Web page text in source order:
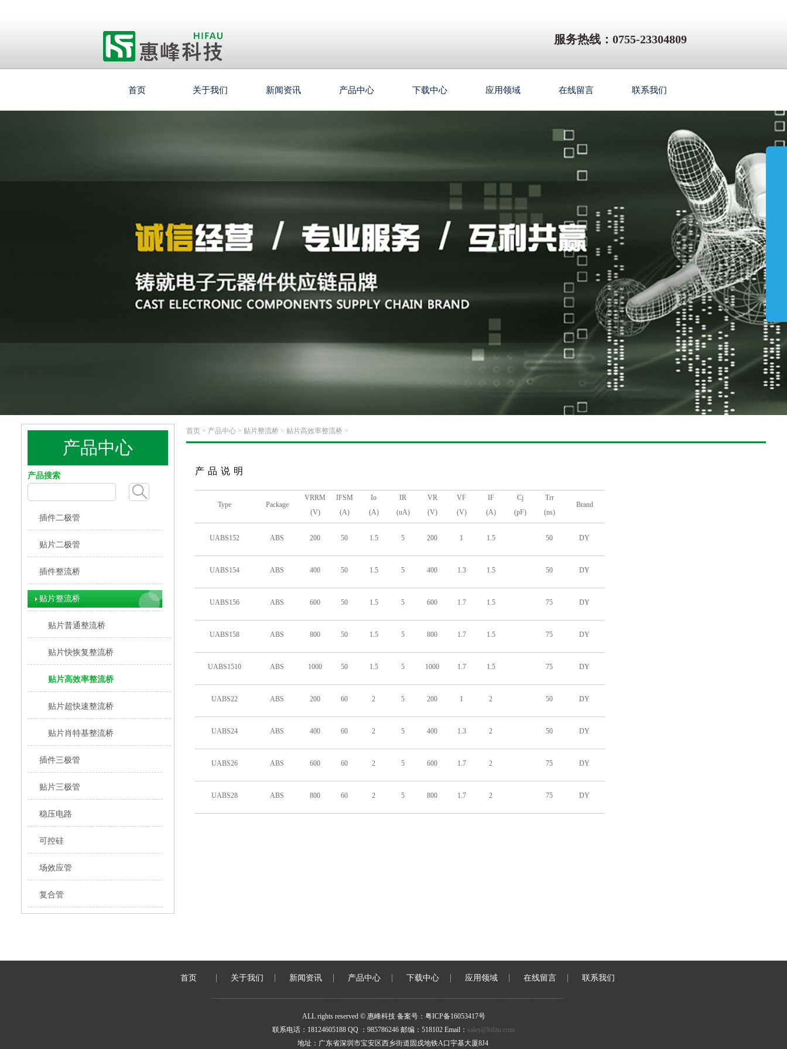
服务热线：0755-23304809
首页 关于我们 新闻资讯 产品中心 下载中心 应用领域 在线留言 联系我们
产品中心
产品搜索
插件二极管
贴片二极管
插件整流桥
贴片整流桥
贴片普通整流桥
贴片快恢复整流桥
贴片高效率整流桥
贴片超快速整流桥
贴片肖特基整流桥
插件三极管
贴片三极管
稳压电路
可控硅
场效应管
复合管
首页 > 产品中心 > 贴片整流桥 > 贴片高效率整流桥 >
产品说明
Type Package
VRRM
(V)
IFSM
(A)
Io
(A)
IR
(uA)
VR
(V)
VF
(V)
IF
(A)
Cj
(pF)
Trr
(ns)
Brand
UABS152 ABS 200 50 1.5 5 200 1 1.5 50 DY
UABS154 ABS 400 50 1.5 5 400 1.3 1.5 50 DY
UABS156 ABS 600 50 1.5 5 600 1.7 1.5 75 DY
UABS158 ABS 800 50 1.5 5 800 1.7 1.5 75 DY
UABS1510 ABS 1000 50 1.5 5 1000 1.7 1.5 75 DY
UABS22 ABS 200 60 2 5 200 1 2 50 DY
UABS24 ABS 400 60 2 5 400 1.3 2 50 DY
UABS26 ABS 600 60 2 5 600 1.7 2 75 DY
UABS28 ABS 800 60 2 5 800 1.7 2 75 DY
200 35 1 5 200 1
首页 关于我们 新闻资讯 产品中心 下载中心 应用领域 在线留言 联系我们
ALL rights reserved © 惠峰科技 备案号： 粤ICP备16053417号
联系电话：18124605188 QQ ：985786246 邮编：518102 Email： sales@hifau.com
地址：广东省深圳市宝安区西乡街道固戍地铁A口宇基大厦8J4